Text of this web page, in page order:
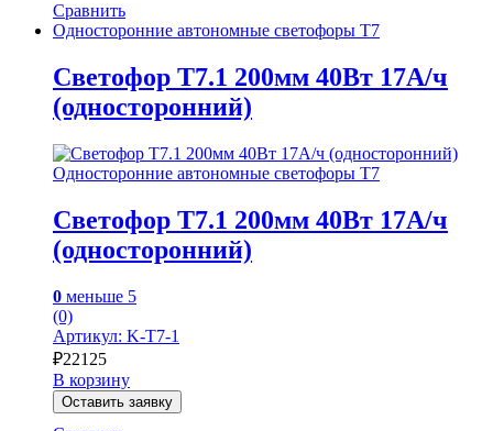
Сравнить
Односторонние автономные светофоры Т7
Светофор Т7.1 200мм 40Вт 17А/ч
(односторонний)
Односторонние автономные светофоры Т7
Светофор Т7.1 200мм 40Вт 17А/ч
(односторонний)
0 меньше 5
(0)
Артикул: K-T7-1
₽22125
В корзину
Оставить заявку